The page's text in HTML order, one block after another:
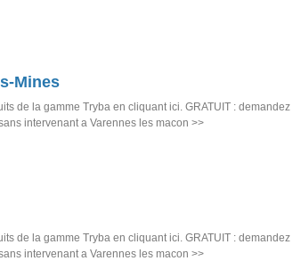
Mines
de la gamme Tryba en cliquant ici. GRATUIT : demandez
intervenant a Varennes les macon >>
de la gamme Tryba en cliquant ici. GRATUIT : demandez
intervenant a Varennes les macon >>